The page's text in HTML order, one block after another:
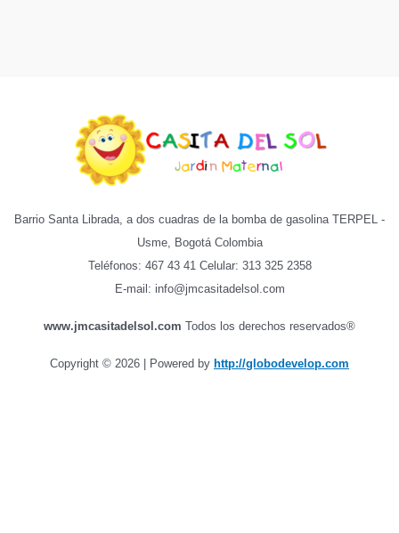
Barrio Santa Librada, a dos cuadras de la bomba de gasolina TERPEL -
Usme, Bogotá Colombia
Teléfonos: 467 43 41 Celular: 313 325 2358
E-mail: info@jmcasitadelsol.com
www.jmcasitadelsol.com Todos los derechos reservados®
Copyright © 2026 | Powered by http://globodevelop.com